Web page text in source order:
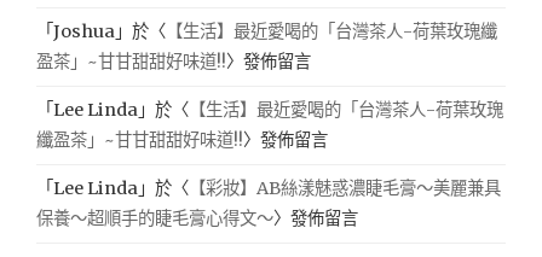
「Joshua 」於〈 【生活】最近愛喝的「台灣茶人-荷葉玫瑰纖
盈茶」~甘甘甜甜好味道!!〉發佈留言
「Lee Linda 」於〈 【生活】最近愛喝的「台灣茶人-荷葉玫瑰
纖盈茶」~甘甘甜甜好味道!!〉發佈留言
「Lee Linda 」於〈 【彩妝】AB絲漾魅惑濃睫毛膏～美麗兼具
保養～超順手的睫毛膏心得文～〉發佈留言